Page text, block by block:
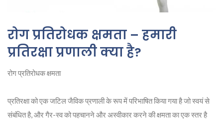
रोग प्रतिरोधक क्षमता – हमारी
प्रतिरक्षा प्रणाली क्या है?
रोग प्रतिरोधक क्षमता
प्रतिरक्षा को एक जटिल जैविक प्रणाली के रूप में परिभाषित किया गया है जो स्वयं से
संबंधित है, और गैर-स्व को पहचानने और अस्वीकार करने की क्षमता का एक स्तर है